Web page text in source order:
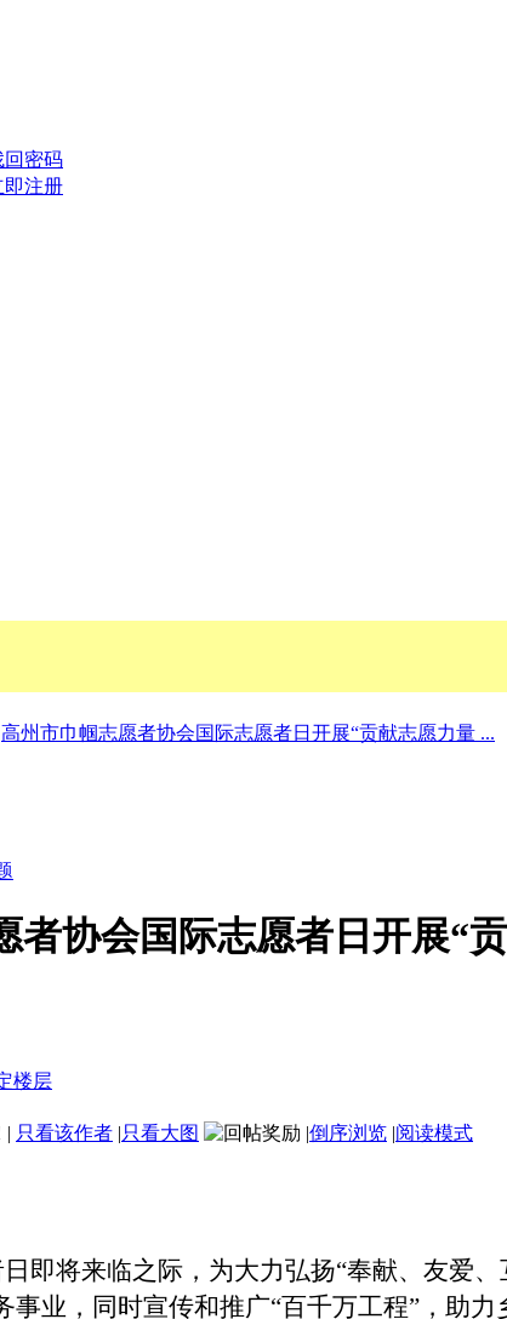
回密码
即注册
高州市巾帼志愿者协会国际志愿者日开展“贡献志愿力量 ...
者协会国际志愿者日开展“
| 只看该作者 |只看大图 |倒序浏览 |阅读模式
即将来临之际，为大力弘扬“奉献、友爱
事业，同时宣传和推广“百千万工程”，助力